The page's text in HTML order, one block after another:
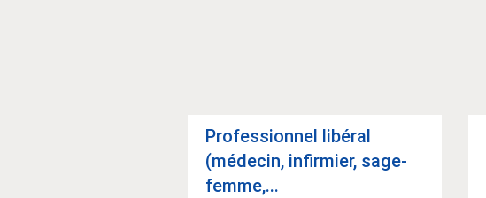
Pro­fes­sion­nel libé­ral
(méde­cin, infir­mier, sage-
femme,...